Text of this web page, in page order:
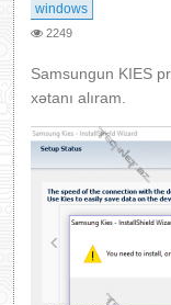
windows
2249
Samsungun KIES
xətanı alıram.